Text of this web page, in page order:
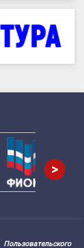
>
Пользовательского